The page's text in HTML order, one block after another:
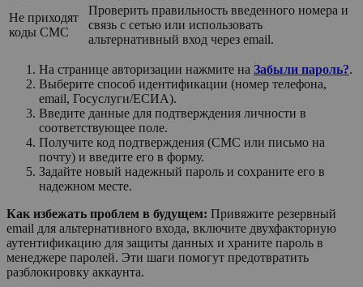
Не приходят
коды СМС
Проверить правильность введенного номера и
связь с сетью или использовать
альтернативный вход через email.
На странице авторизации нажмите на Забыли пароль?.
Выберите способ идентификации (номер телефона,
email, Госуслуги/ЕСИА).
Введите данные для подтверждения личности в
соответствующее поле.
Получите код подтверждения (СМС или письмо на
почту) и введите его в форму.
Задайте новый надежный пароль и сохраните его в
надежном месте.
Как избежать проблем в будущем: Привяжите резервный
email для альтернативного входа, включите двухфакторную
аутентификацию для защиты данных и храните пароль в
менеджере паролей. Эти шаги помогут предотвратить
разблокировку аккаунта.